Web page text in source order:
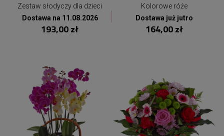
Zestaw słodyczy dla dzieci
Dostawa na 11.08.2026
193,00 zł
Kolorowe róże
Dostawa już jutro
164,00 zł